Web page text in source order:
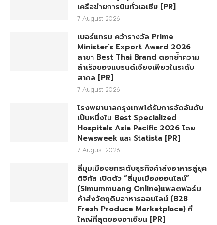
เครือข่ายการบินทั่วเอเชีย [PR]
7 August 2026
เบอร์แทรม คว้ารางวัล Prime
Minister’s Export Award 2026
สาขา Best Thai Brand ตอกย้ำความ
สำเร็จของแบรนด์เซียงเพียวในระดับ
สากล [PR]
7 August 2026
โรงพยาบาลกรุงเทพได้รับการจัดอันดับ
เป็นหนึ่งใน Best Specialized
Hospitals Asia Pacific 2026 โดย
Newsweek และ Statista [PR]
7 August 2026
สี่มุมเมืองยกระดับธุรกิจค้าส่งอาหารสู่ยุค
ดิจิทัล เปิดตัว “สี่มุมเมืองออนไลน์”
(Simummuang Online)แพลตฟอร์ม
ค้าส่งวัตถุดิบอาหารออนไลน์ (B2B
Fresh Produce Marketplace) ที่
ใหญ่ที่สุดของอาเซียน [PR]